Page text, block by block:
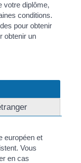
votre diplôme,
conditions.
pour obtenir
obtenir un
européen et
Vous
en cas